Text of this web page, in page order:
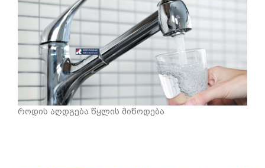
როდის აღდგება წყლის მიწოდება